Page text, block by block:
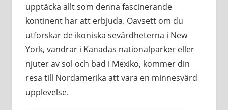
upptäcka allt som denna fascinerande
kontinent har att erbjuda. Oavsett om du
utforskar de ikoniska sevärdheterna i New
York, vandrar i Kanadas nationalparker eller
njuter av sol och bad i Mexiko, kommer din
resa till Nordamerika att vara en minnesvärd
upplevelse.